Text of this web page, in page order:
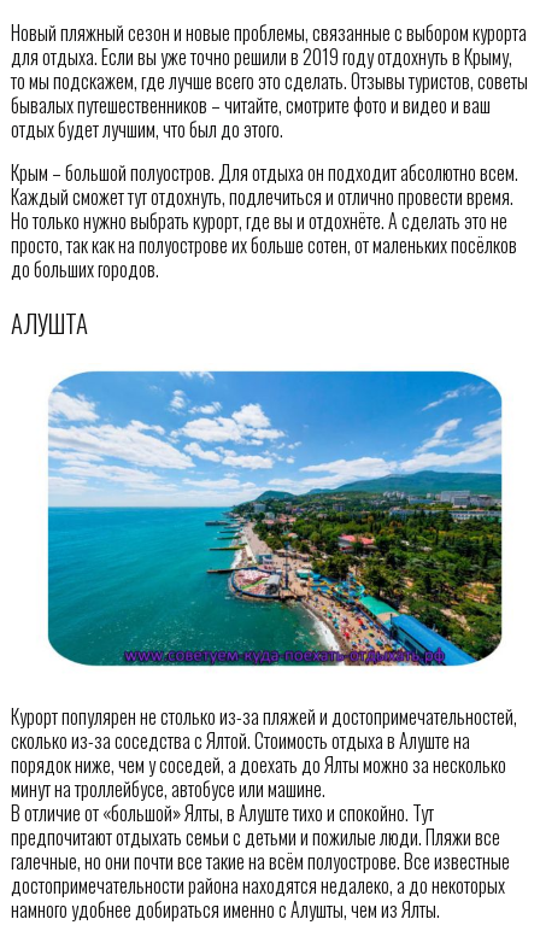
Новый пляжный сезон и новые проблемы, связанные с выбором курорта
для отдыха. Если вы уже точно решили в 2019 году отдохнуть в Крыму,
то мы подскажем, где лучше всего это сделать. Отзывы туристов, советы
бывалых путешественников – читайте, смотрите фото и видео и ваш
отдых будет лучшим, что был до этого.
Крым – большой полуостров. Для отдыха он подходит абсолютно всем.
Каждый сможет тут отдохнуть, подлечиться и отлично провести время.
Но только нужно выбрать курорт, где вы и отдохнёте. А сделать это не
просто, так как на полуострове их больше сотен, от маленьких посёлков
до больших городов.
АЛУШТА
Курорт популярен не столько из-за пляжей и достопримечательностей,
сколько из-за соседства с Ялтой. Стоимость отдыха в Алуште на
порядок ниже, чем у соседей, а доехать до Ялты можно за несколько
минут на троллейбусе, автобусе или машине.
В отличие от «большой» Ялты, в Алуште тихо и спокойно. Тут
предпочитают отдыхать семьи с детьми и пожилые люди. Пляжи все
галечные, но они почти все такие на всём полуострове. Все известные
достопримечательности района находятся недалеко, а до некоторых
намного удобнее добираться именно с Алушты, чем из Ялты.